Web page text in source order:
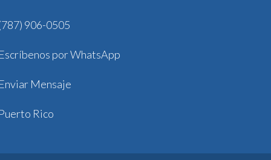
906-0505
por WhatsApp
Mensaje
Rico